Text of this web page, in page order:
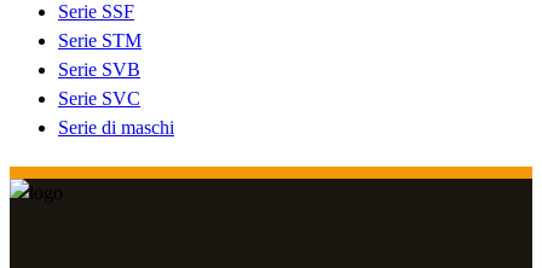
Serie SSF
Serie STM
Serie SVB
Serie SVC
Serie di maschi